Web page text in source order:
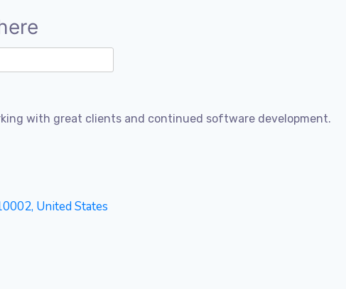
with great clients and continued software development.
United States